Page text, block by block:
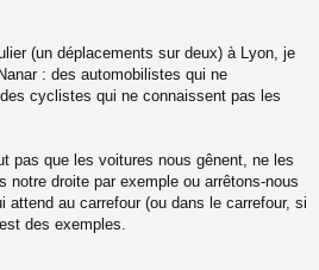
(un déplacements sur deux) à Lyon, je
: des automobilistes qui ne
cyclistes qui ne connaissent pas les
pas que les voitures nous gênent, ne les
notre droite par exemple ou arrêtons-nous
attend au carrefour (ou dans le carrefour, si
des exemples.